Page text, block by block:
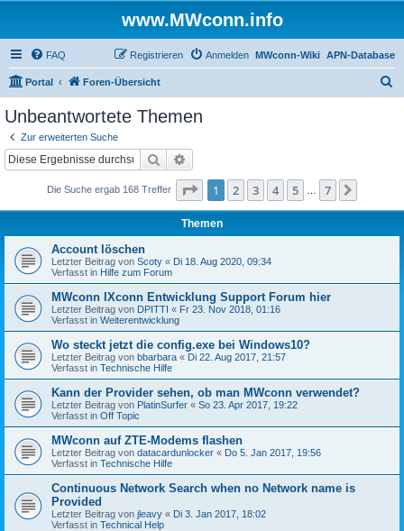
www.MWconn.info
FAQ APN-Database
MWconn-Wiki
Anmelden
Registrieren
Portal Foren-Übersicht
Unbeantwortete Themen
Zur erweiterten Suche
Suche
Die Suche ergab 168 Treffer Seite 1von
1 2 3 4 5 7
Themen
Account löschen
Letzter Beitrag von Scoty « Di 18. Aug 2020, 09:34
Verfasst in Hilfe zum Forum
MWconn IXconn Entwicklung Support Forum hier
Letzter Beitrag von DPITTI « Fr 23. Nov 2018, 01:16
Verfasst in Weiterentwicklung
Wo steckt jetzt die config.exe bei Windows10?
Letzter Beitrag von bbarbara « Di 22. Aug 2017, 21:57
Verfasst in Technische Hilfe
Kann der Provider sehen, ob man MWconn verwendet?
Letzter Beitrag von PlatinSurfer « So 23. Apr 2017, 19:22
Verfasst in Off Topic
MWconn auf ZTE-Modems flashen
Letzter Beitrag von datacardunlocker « Do 5. Jan 2017, 19:56
Verfasst in Technische Hilfe
Continuous Network Search when no Network name is
Provided
Letzter Beitrag von jleavy « Di 3. Jan 2017, 18:02
Verfasst in Technical Help